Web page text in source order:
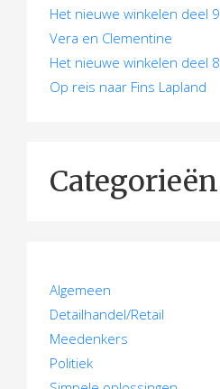
Het nieuwe winkelen deel 9
Vera en Clementine
Het nieuwe winkelen deel 8
Op reis naar Fins Lapland
Categorieën
Algemeen
Detailhandel/Retail
Meedenkers
Politiek